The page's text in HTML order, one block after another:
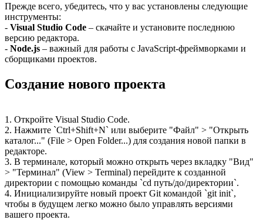
Прежде всего, убедитесь, что у вас установлены следующие
инструменты:
- Visual Studio Code – скачайте и установите последнюю
версию редактора.
- Node.js – важный для работы с JavaScript-фреймворками и
сборщиками проектов.
Создание нового проекта
1. Откройте Visual Studio Code.
2. Нажмите `Ctrl+Shift+N` или выберите "Файл" > "Открыть
каталог..." (File > Open Folder...) для создания новой папки в
редакторе.
3. В терминале, который можно открыть через вкладку "Вид"
> "Терминал" (View > Terminal) перейдите к созданной
директории с помощью команды `cd путь/до/директории`.
4. Инициализируйте новый проект Git командой `git init`,
чтобы в будущем легко можно было управлять версиями
вашего проекта.